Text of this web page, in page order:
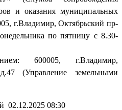
и оказания муниципальных
г.Владимир, Октябрьский пр-
по пятницу с 8.30-
600005, г.Владимир,
(Управление земельными
02.12.2025 08:30